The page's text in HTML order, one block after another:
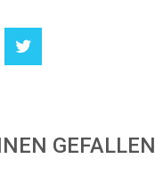
GEFALLEN